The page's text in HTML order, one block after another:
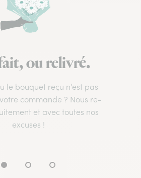
ou relivré.
le bouquet reçu n’est pas
commande ? Nous re-
et avec toutes nos
excuses !